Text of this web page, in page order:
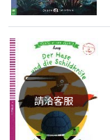
請洽客服